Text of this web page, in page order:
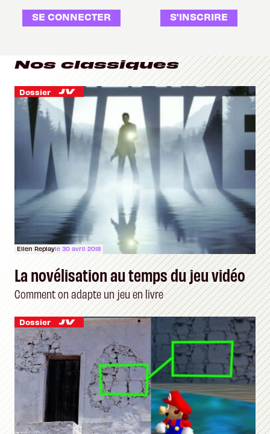
SE CONNECTER S'INSCRIRE
Nos classiques
Dossier
Ellen Replayle 30 avril 2018
La novélisation au temps du jeu vidéo
Comment on adapte un jeu en livre
Dossier